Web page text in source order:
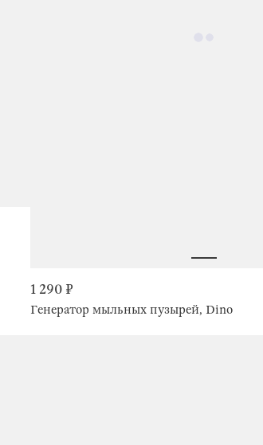
1 290 ₽
Генератор мыльных пузырей, Dino